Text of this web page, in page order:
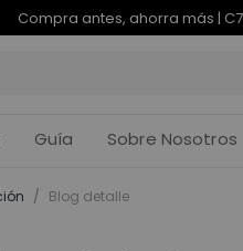
Compra antes, ahorra más |
Guía Sobre Nosotros
/ Blog detalle